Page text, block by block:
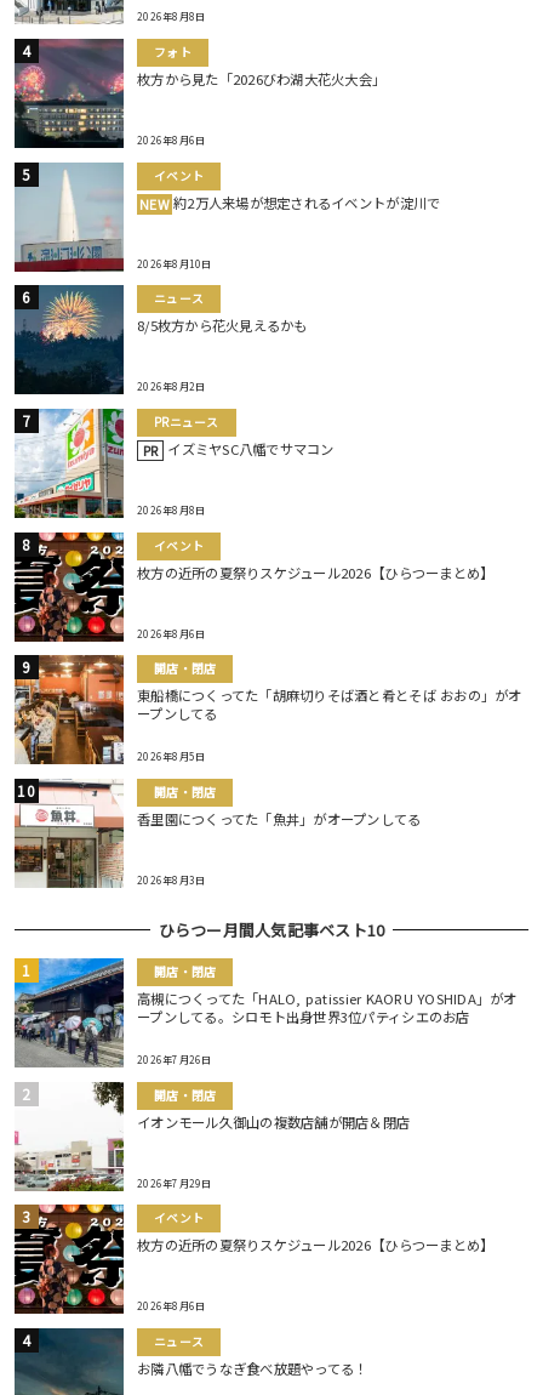
2026年8月8日
フォト
枚方から見た「2026びわ湖大花火大会」
2026年8月6日
イベント
NEW 約2万人来場が想定されるイベントが淀川で
2026年8月10日
ニュース
8/5枚方から花火見えるかも
2026年8月2日
PRニュース
PR イズミヤSC八幡でサマコン
2026年8月8日
イベント
枚方の近所の夏祭りスケジュール2026【ひらつーまとめ】
2026年8月6日
開店・閉店
東船橋につくってた「胡麻切りそば酒と肴とそば おおの」がオ
ープンしてる
2026年8月5日
開店・閉店
香里園につくってた「魚丼」がオープンしてる
2026年8月3日
ひらつー月間人気記事ベスト10
開店・閉店
高槻につくってた「HALO, patissier KAORU YOSHIDA」がオ
ープンしてる。シロモト出身世界3位パティシエのお店
2026年7月26日
開店・閉店
イオンモール久御山の複数店舗が開店＆閉店
2026年7月29日
イベント
枚方の近所の夏祭りスケジュール2026【ひらつーまとめ】
2026年8月6日
ニュース
お隣八幡でうなぎ食べ放題やってる！